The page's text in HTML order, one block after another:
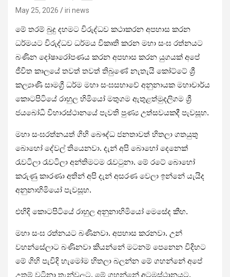
May 25, 2026 iri news
මේ තරම් බුදු දහමට විරුද්ධව කථාකරන අපහාස කරන
ධර්මයට විරුද්ධව ධර්මය විකෘති කරන මහා සංඝ රත්නයට
බණින දෝෂාරෝපණය කරන අපහාස කරන යුගයක් අපේ
ජීවිත කාලයේ තවත් තවත් තිබුණේ නැතැයි කෝට්ටේ ශ්‍රී
කල්‍යාණි සාමග්‍රී ධර්ම මහා සංඝසභාවේ අනුනායක මහාචාර්ය
කොටපිටියේ රාහුල හිමියෝ මතුගම ඇතුළත්මුදලිගම ශ්‍රී
ජයබෝධි විහාරස්ථානයේ පැවති පුණ්‍ය උත්සවයකදී පැවසූහ.
මහා සංඝරත්නයත් ගිහි බෞද්ධ ජනතාවත් හිතලා ගතයුතු
බොහෝ දේවල් තියෙනවා. දැන් අපි බොහෝ දෙනෙක්
රැවටිලා රැවටිලා අන්තිමටම රැවටුනා. මේ රටේ බොහෝ
කරුණු කාරණා අතින් අපි දැන් අසරණ වෙලා ඉන්නේ යැයිද
අනුනාහිමියෝ පැවසූහ.
එහිදි කොටපිටියේ රාහුල අනුනාහිමියෝ මෙසේද කීහ.
මහා සංඝ රත්නයට බණිනවා. අපහාස කරනවා. උන්
වහන්සේලාට බණිනවා කියන්නේ මටනම් පෙනෙන විදිහට
මේ ගිහි පැවිදි හැමෝම හිතලා බලන්න මේ ගහන්නේ අපේ
උතුම් වටිනා තැන්වලට. මේ ගහන්නේ අටමස්ථානයට,